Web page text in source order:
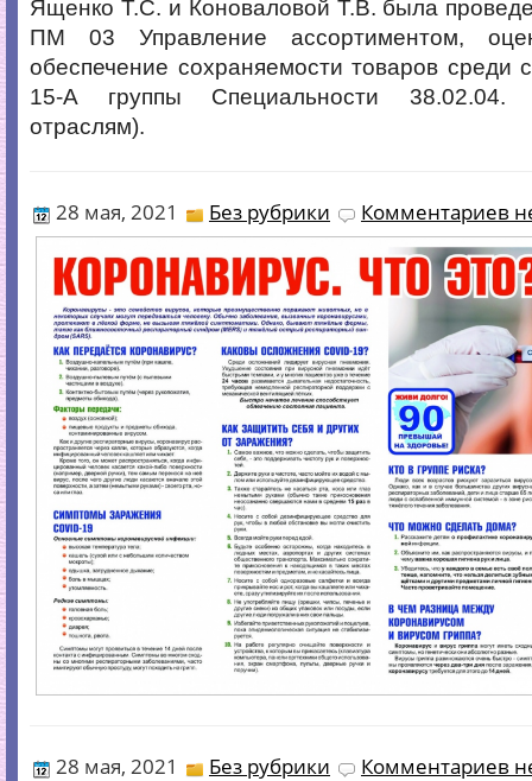
Ященко Т.С. и Коноваловой Т.В. была
ПМ 03 Управление ассортиментом,
обеспечение сохраняемости товаров среди
15-А группы Специальности 38.02.04.
отраслям).
28 мая, 2021 Без рубрики Комментариев
28 мая, 2021 Без рубрики Комментариев